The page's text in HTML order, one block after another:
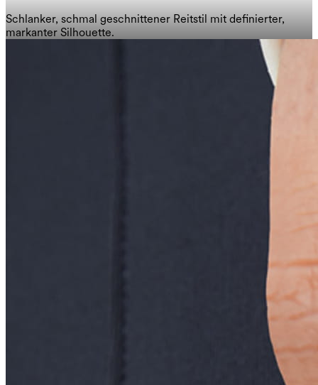
Schlanker, schmal geschnittener Reitstil mit definierter,
markanter Silhouette.